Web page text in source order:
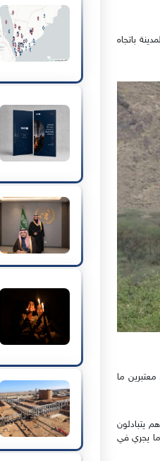
باتجاه
ما
يتبادلون
ما يجري في